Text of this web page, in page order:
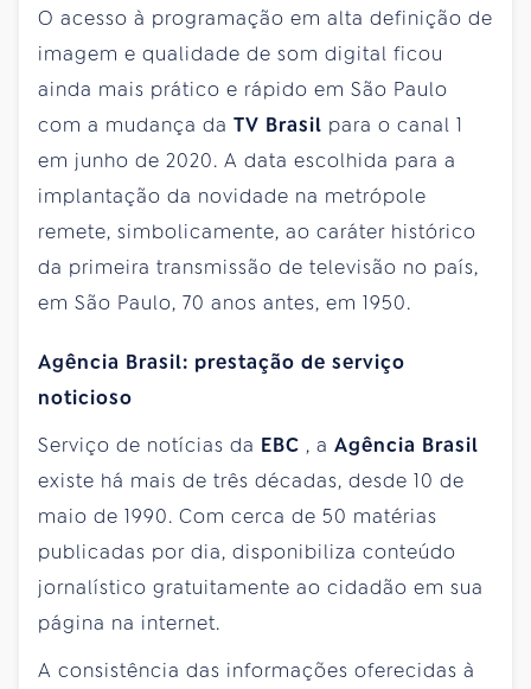
O acesso à programação em alta definição de
imagem e qualidade de som digital ficou
ainda mais prático e rápido em São Paulo
com a mudança da TV Brasil para o canal 1
em junho de 2020. A data escolhida para a
implantação da novidade na metrópole
remete, simbolicamente, ao caráter histórico
da primeira transmissão de televisão no país,
em São Paulo, 70 anos antes, em 1950.
Agência Brasil: prestação de serviço
noticioso
Serviço de notícias da EBC , a Agência Brasil
existe há mais de três décadas, desde 10 de
maio de 1990. Com cerca de 50 matérias
publicadas por dia, disponibiliza conteúdo
jornalístico gratuitamente ao cidadão em sua
página na internet.
A consistência das informações oferecidas à